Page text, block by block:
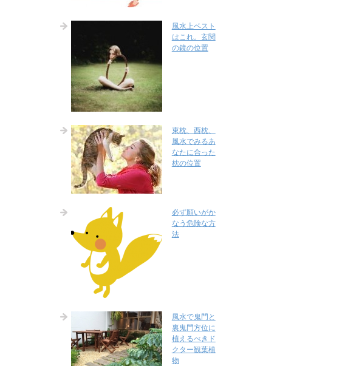
風水上ベスト
はこれ。玄関
の鏡の位置
東枕、西枕、
風水でみるあ
なたに合った
枕の位置
必ず願いがか
なう危険な方
法
風水で鬼門と
裏鬼門方位に
植えるべきド
クター観葉植
物